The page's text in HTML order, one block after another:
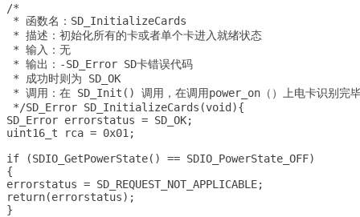
/*
* 函数名：SD_InitializeCards
* 描述：初始化所有的卡或者单个卡进入就绪状态
* 输入：无
* 输出：-SD_Error SD卡错误代码
* 成功时则为 SD_OK
* 调用：在 SD_Init() 调用，在调用power_on（）上电卡识别完
*/SD_Error SD_InitializeCards(void){
SD_Error errorstatus = SD_OK;
uint16_t rca = 0x01;
if (SDIO_GetPowerState() == SDIO_PowerState_OFF)
{
errorstatus = SD_REQUEST_NOT_APPLICABLE;
return(errorstatus);
}